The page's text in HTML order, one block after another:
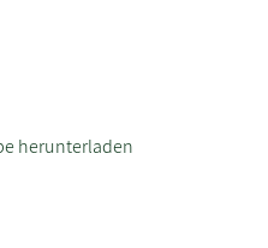
herunterladen